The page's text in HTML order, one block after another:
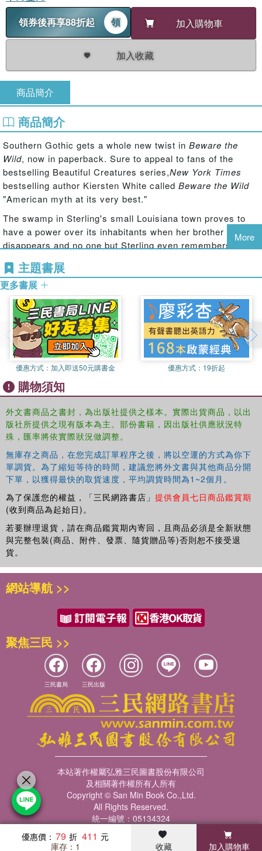
領券後再享88折起
領 加入購物車
加入收藏
商品簡介
商品簡介
Southern Gothic gets a whole new twist in Beware the
Wild, now in paperback. Sure to appeal to fans of the
bestselling Beautiful Creatures series,New York Times
bestselling author Kiersten White called Beware the Wild
"American myth at its very best."
The swamp in Sterling's small Louisiana town proves to
have a power over its inhabitants when her brother
disappears and no one but Sterling even remembers that
Heath, who's had his own creepy experience with the
swamp, must fight back and reclaim what—and who—the
swamp has taken.
Beware the Wildis a riveting and atmospheric page-turner
readers will want to devour. And don't missBehold the
Bones, a companion toBeware the Wild!
More
主題書展
更多書展
優惠方式： 加入即送50元購書金 優惠方式： 19折起
購物須知
外文書商品之書封，為出版社提供之樣本。實際出貨商品，以出
版社所提供之現有版本為主。部份書籍，因出版社供應狀況特
殊，匯率將依實際狀況做調整。
無庫存之商品，在您完成訂單程序之後，將以空運的方式為你下
單調貨。為了縮短等待的時間，建議您將外文書與其他商品分開
下單，以獲得最快的取貨速度，平均調貨時間為1~2個月。
為了保護您的權益，「三民網路書店」 提供會員七日商品鑑賞期
(收到商品為起始日)。
若要辦理退貨，請在商品鑑賞期內寄回，且商品必須是全新狀態
與完整包裝(商品、附件、發票、隨貨贈品等)否則恕不接受退
貨。
優惠價： 79 411
庫存：1 收藏 加入購物車
客服中心 瀏覽紀錄 會員專區
網站導航 >>
聚焦三民 >>
三民書局 三民出版
本站著作權屬弘雅三民圖書股份有限公司
及相關著作權所有人所有
Copyright © San Min Book Co.,Ltd.
All Rights Reserved.
統一編號：05134324